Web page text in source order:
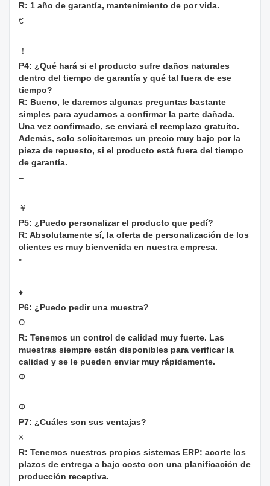
R: 1 año de garantía, mantenimiento de por vida.
€
！
P4: ¿Qué hará si el producto sufre daños naturales
dentro del tiempo de garantía y qué tal fuera de ese
tiempo?
R: Bueno, le daremos algunas preguntas bastante
simples para ayudarnos a confirmar la parte dañada.
Una vez confirmado, se enviará el reemplazo gratuito.
Además, solo solicitaremos un precio muy bajo por la
pieza de repuesto, si el producto está fuera del tiempo
de garantía.
–
￥
P5: ¿Puedo personalizar el producto que pedí?
R: Absolutamente sí, la oferta de personalización de los
clientes es muy bienvenida en nuestra empresa.
"
♦
P6: ¿Puedo pedir una muestra?
Ω
R: Tenemos un control de calidad muy fuerte. Las
muestras siempre están disponibles para verificar la
calidad y se le pueden enviar muy rápidamente.
Φ
Φ
P7: ¿Cuáles son sus ventajas?
×
R: Tenemos nuestros propios sistemas ERP: acorte los
plazos de entrega a bajo costo con una planificación de
producción receptiva.